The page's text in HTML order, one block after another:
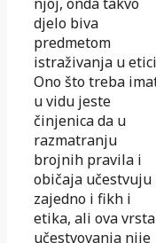
djelo biva
predmetom
istraživanja u
Ono što treba
u vidu jeste
činjenica da u
razmatranju
brojnih pravila i
običaja učestvuju
zajedno i fikh i
etika, ali ova vrsta
učestvovanja nije